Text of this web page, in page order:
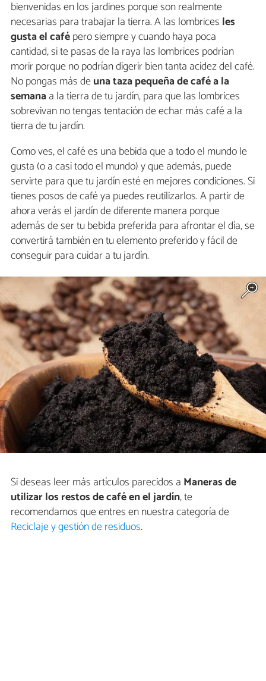
bienvenidas en los jardines porque son realmente
necesarias para trabajar la tierra. A las lombrices les
gusta el cafépero siempre y cuando haya poca
cantidad, si te pasas de la raya las lombrices podrían
morir porque no podrían digerir bien tanta acidez del café.
No pongas más deuna taza pequeña de café a la
semanaa la tierra de tu jardín, para que las lombrices
sobrevivan no tengas tentación de echar más café a la
tierra de tu jardín.
Como ves, el café es una bebida que a todo el mundo le
gusta (o a casi todo el mundo) y que además, puede
servirte para que tu jardín esté en mejores condiciones. Si
tienes posos de café ya puedes reutilizarlos. A partir de
ahora verás el jardín de diferente manera porque
además de ser tu bebida preferida para afrontar el día, se
convertirá también en tu elemento preferido y fácil de
conseguir para cuidar a tu jardín.
Si deseas leer más artículos parecidos a Maneras de
utilizar los restos de café en el jardín, te
recomendamos que entres en nuestra categoría de
Reciclaje y gestión de residuos.